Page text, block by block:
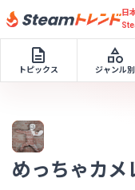
日
トピックス ジャンル別
めっちゃカメ